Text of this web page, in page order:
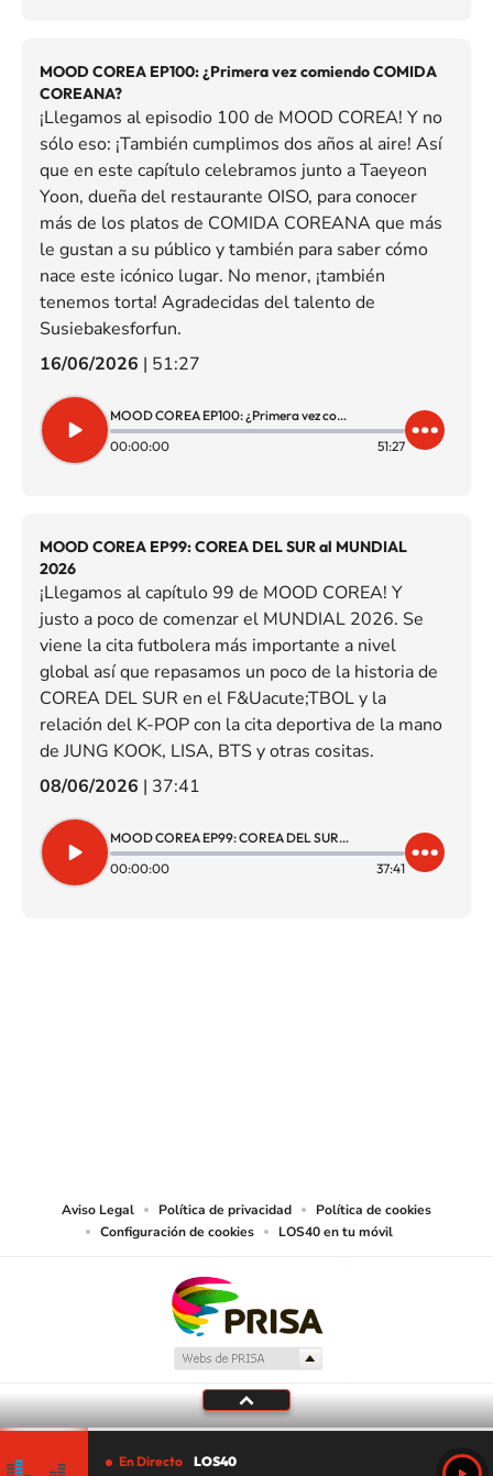
MOOD COREA EP100: ¿Primera vez comiendo COMIDA
COREANA?
¡Llegamos al episodio 100 de MOOD COREA! Y no
sólo eso: ¡También cumplimos dos años al aire! Así
que en este capítulo celebramos junto a Taeyeon
Yoon, dueña del restaurante OISO, para conocer
más de los platos de COMIDA COREANA que más
le gustan a su público y también para saber cómo
nace este icónico lugar. No menor, ¡también
tenemos torta! Agradecidas del talento de
Susiebakesforfun.
16/06/2026 | 51:27
MOOD COREA EP100: ¿Primera vez comiendo COMIDA COREANA?
00:00:00
51:27
MOOD COREA EP99: COREA DEL SUR al MUNDIAL
2026
¡Llegamos al capítulo 99 de MOOD COREA! Y
justo a poco de comenzar el MUNDIAL 2026. Se
viene la cita futbolera más importante a nivel
global así que repasamos un poco de la historia de
COREA DEL SUR en el F&Uacute;TBOL y la
relación del K-POP con la cita deportiva de la mano
de JUNG KOOK, LISA, BTS y otras cositas.
08/06/2026 | 37:41
MOOD COREA EP99: COREA DEL SUR al MUNDIAL 2026
00:00:00
37:41
Aviso Legal Política de privacidad
Política de cookies
Configuración de cookies
LOS40 en tu móvil
En Directo LOS40